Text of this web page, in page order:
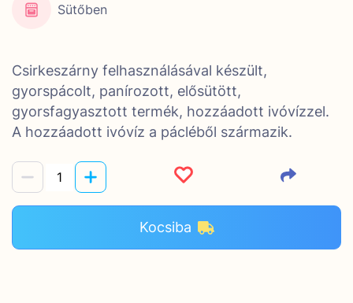
Sütőben
Csirkeszárny felhasználásával készült,
gyorspácolt, panírozott, elősütött,
gyorsfagyasztott termék, hozzáadott ivóvízzel.
A hozzáadott ivóvíz a pácléből származik.
Kocsiba